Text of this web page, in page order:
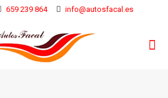
659 239 864 info@autosfacal.es